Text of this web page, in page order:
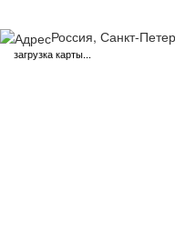
Россия, Санкт-
загрузка карты...